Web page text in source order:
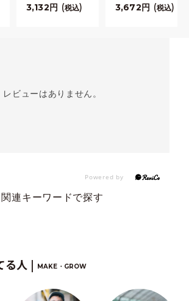
3,132 税込 3,672 税込
レビューはありません。
関連キーワードで探す
る人 | MAKE・GROW